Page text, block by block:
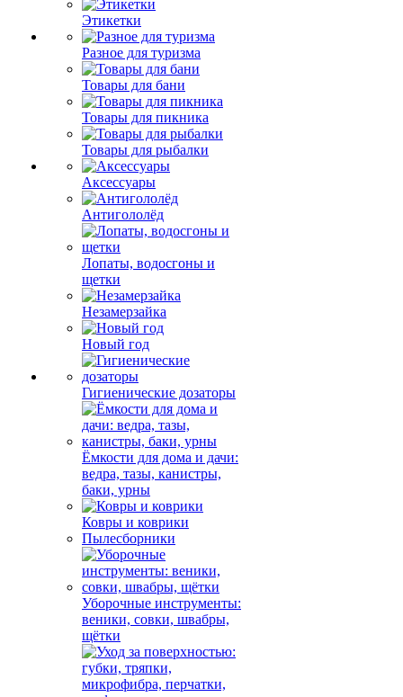
Этикетки
Разное для туризма
Товары для бани
Товары для пикника
Товары для рыбалки
Аксессуары
Антигололёд
Лопаты, водосгоны и
щетки
Незамерзайка
Новый год
Гигиенические дозаторы
Ёмкости для дома и дачи:
ведра, тазы, канистры,
баки, урны
Ковры и коврики
Пылесборники
Уборочные инструменты:
веники, совки, швабры,
щётки